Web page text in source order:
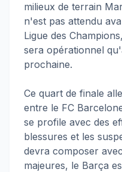
milieux de terrain
n'est pas attendu
Ligue des
sera opérationnel
prochaine.
Ce quart de finale
entre le FC
se profile avec des
blessures et les
devra composer
majeures, le Barça